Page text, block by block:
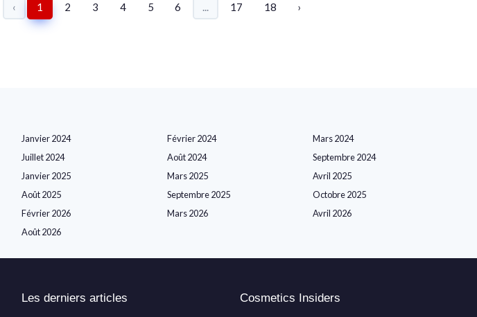
‹ 1 2 3 4 5 6 ... 17 18 ›
Janvier 2024 Février 2024
Mars 2024
Juillet 2024 Août 2024
Septembre 2024
Janvier 2025 Mars 2025
Avril 2025
Août 2025 Septembre 2025
Octobre 2025
Février 2026 Mars 2026
Avril 2026
Août 2026
Les derniers articles Cosmetics Insiders